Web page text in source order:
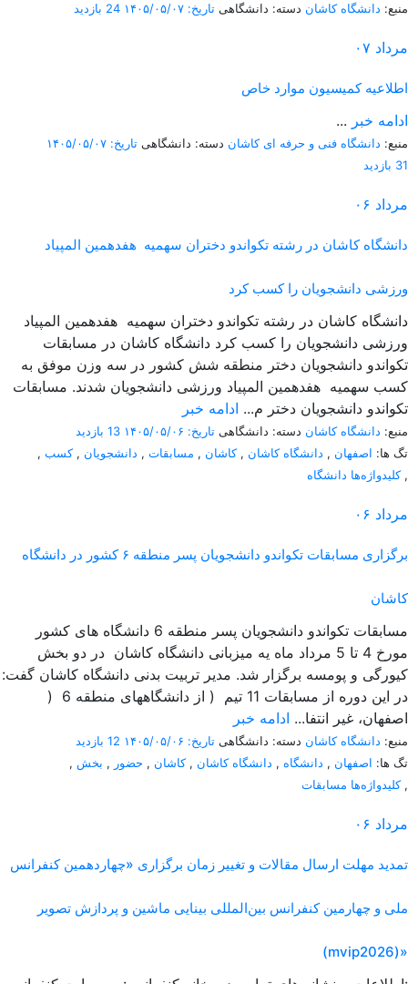
منبع: دانشگاه کاشان دسته: دانشگاهی تاریخ: ۱۴۰۵/۰۵/۰۷ 24 بازدید
۰۷ مرداد
اطلاعیه کمیسیون موارد خاص
... ادامه خبر
منبع: دانشگاه فنی و حرفه ای کاشان دسته: دانشگاهی تاریخ: ۱۴۰۵/۰۵/۰۷
31 بازدید
۰۶ مرداد
دانشگاه کاشان در رشته تکواندو دختران سهمیه هفدهمین المپیاد
ورزشی دانشجویان را کسب کرد
دانشگاه کاشان در رشته تکواندو دختران سهمیه هفدهمین المپیاد
ورزشی دانشجویان را کسب کرد دانشگاه کاشان در مسابقات
تکواندو دانشجویان دختر منطقه شش کشور در سه وزن موفق به
کسب سهمیه هفدهمین المپیاد ورزشی دانشجویان شدند. مسابقات
تکواندو دانشجویان دختر م... ادامه خبر
منبع: دانشگاه کاشان دسته: دانشگاهی تاریخ: ۱۴۰۵/۰۵/۰۶
13 بازدید
تگ ها: اصفهان , دانشگاه کاشان ,کاشان , مسابقات , دانشجویان ,کسب ,
کلیدواژه‌ها دانشگاه,
۰۶ مرداد
برگزاری مسابقات تکواندو دانشجویان پسر منطقه ۶ کشور در دانشگاه
کاشان
مسابقات تکواندو دانشجویان پسر منطقه 6 دانشگاه های کشور
مورخ 4 تا 5 مرداد ماه یه میزبانی دانشگاه کاشان در دو بخش
کیورگی و پومسه برگزار شد. مدیر تربیت بدنی دانشگاه کاشان گفت:
در این دوره از مسابقات 11 تیم ( از دانشگاههای منطقه 6 (
اصفهان، غیر انتفا... ادامه خبر
منبع: دانشگاه کاشان دسته: دانشگاهی تاریخ: ۱۴۰۵/۰۵/۰۶
12 بازدید
تگ ها: اصفهان , دانشگاه , دانشگاه کاشان ,کاشان , حضور , بخش ,
کلیدواژه‌ها مسابقات,
۰۶ مرداد
تمدید مهلت ارسال مقالات و تغییر زمان برگزاری «چهاردهمین کنفرانس
ملی و چهارمین کنفرانس بین‌المللی بینایی ماشین و پردازش تصویر
(mvip2026)»